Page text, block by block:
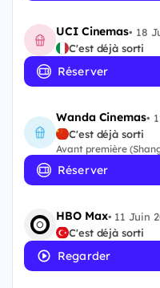
UCI Cinemas• 18
C'est déjà sorti
Réserver
Wanda Cinemas•
C'est déjà sorti
Avant première
Réserver
HBO Max• 11 Juin
C'est déjà sorti
Regarder